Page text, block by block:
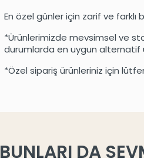
En özel günler için zarif ve farklı
*Ürünlerimizde mevsimsel ve
durumlarda en uygun alternatif
*Özel sipariş ürünleriniz için
BUNLARI DA